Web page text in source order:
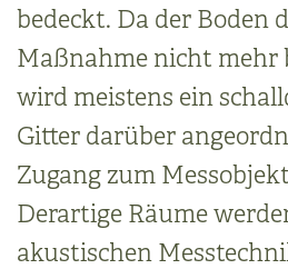
bedeckt. Da der Boden
Maßnahme nicht mehr
wird meistens ein
Gitter darüber
Zugang zum
Derartige Räume
akustischen